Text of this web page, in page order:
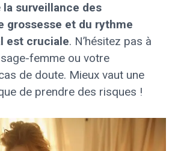
la surveillance des
grossesse et du rythme
est cruciale. N’hésitez pas à
femme ou votre
de doute. Mieux vaut une
de prendre des risques !